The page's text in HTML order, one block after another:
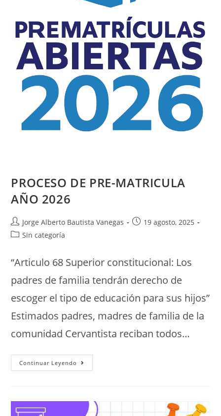
PROCESO DE PRE-MATRICULA
AÑO 2026
Jorge Alberto Bautista Vanegas
19 agosto, 2025
Sin categoría
“Articulo 68 Superior constitucional: Los
padres de familia tendrán derecho de
escoger el tipo de educación para sus hijos”
Estimados padres, madres de familia de la
comunidad Cervantista reciban todos…
Continuar Leyendo